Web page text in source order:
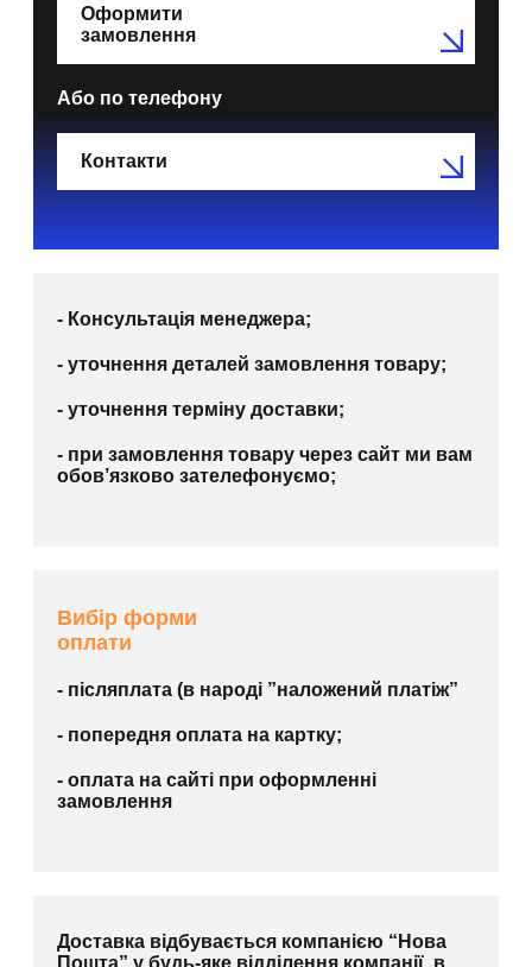
Оформити
замовлення
Або по телефону
Контакти
- Консультація менеджера;
- уточнення деталей замовлення товару;
- уточнення терміну доставки;
- при замовлення товару через сайт ми вам
обов’язково зателефонуємо;
Вибір форми
оплати
- післяплата (в народі ”наложений платіж”
- попередня оплата на картку;
- оплата на сайті при оформленні
замовлення
Доставка відбувається компанією “Нова